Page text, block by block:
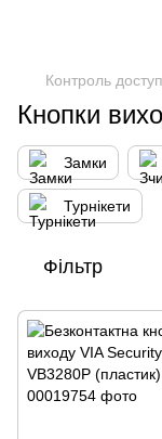
Контроль
Кнопки
Замки
Турнікети
Фільтр